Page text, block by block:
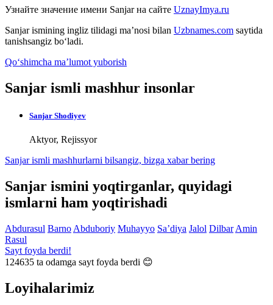
Узнайте значение имени Sanjarна сайте UznayImya.ru
Sanjarismining ingliz tilidagi ma’nosi bilan Uzbnames.com saytida
tanishsangiz bo‘ladi.
Qo‘shimcha ma’lumot yuborish
Sanjar ismli mashhur insonlar
Sanjar Shodiyev
Aktyor, Rejissyor
Sanjar ismli mashhurlarni bilsangiz, bizga xabar bering
Sanjar ismini yoqtirganlar, quyidagi
ismlarni ham yoqtirishadi
Abdurasul Barno Abduboriy Muhayyo Sa’diya Jalol Dilbar Amin
Rasul
Sayt foyda berdi!
124635 ta odamga sayt foyda berdi 😊
Loyihalarimiz